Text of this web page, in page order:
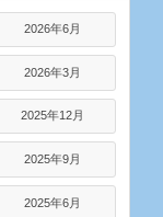
2026年6月
2026年3月
2025年12月
2025年9月
2025年6月